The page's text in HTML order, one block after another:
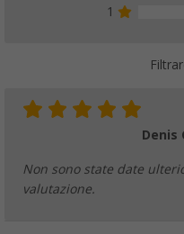
1
Denis
Non sono state date
valutazione.